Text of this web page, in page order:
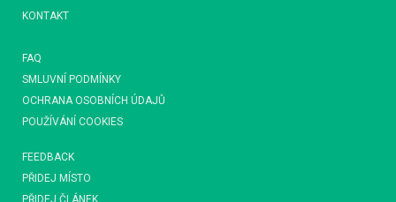
KONTAKT
FAQ
SMLUVNÍ PODMÍNKY
OCHRANA OSOBNÍCH ÚDAJŮ
POUŽÍVÁNÍ COOKIES
FEEDBACK
PŘIDEJ MÍSTO
PŘIDEJ ČLÁNEK